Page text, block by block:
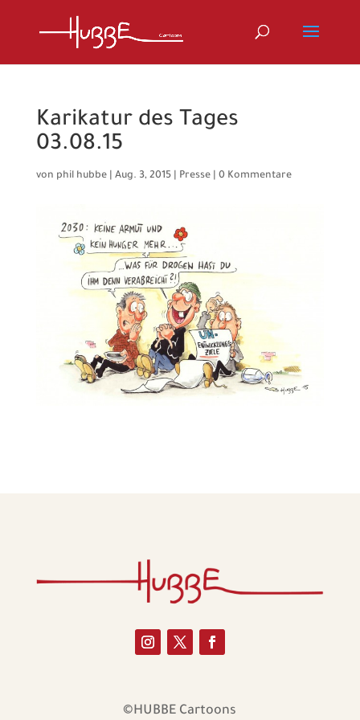
Karikatur des Tages
03.08.15
von phil hubbe| Aug. 3, 2015| Presse| 0 Kommentare
©HUBBE Cartoons